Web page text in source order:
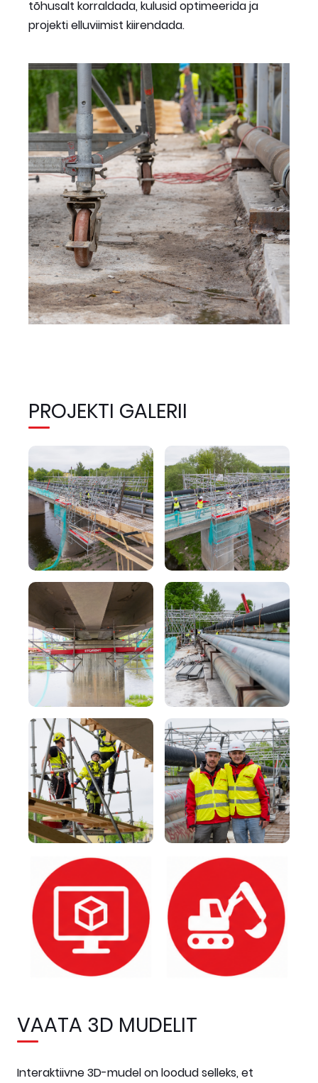
tõhusalt korraldada, kulusid optimeerida ja
projekti elluviimist kiirendada.
PROJEKTI GALERII
VAATA 3D MUDELIT
Interaktiivne 3D-mudel on loodud selleks, et